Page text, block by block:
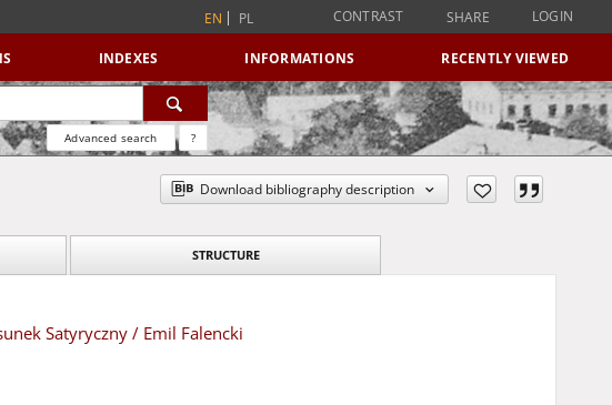
EN PL CONTRAST SHARE LOGIN
INDEXES INFORMATIONS RECENTLY VIEWED
Advanced search ?
Download bibliography description
STRUCTURE
Satyryczny / Emil Falencki